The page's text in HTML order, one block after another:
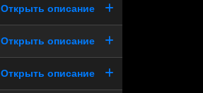
Открыть описание
Открыть описание
Открыть описание